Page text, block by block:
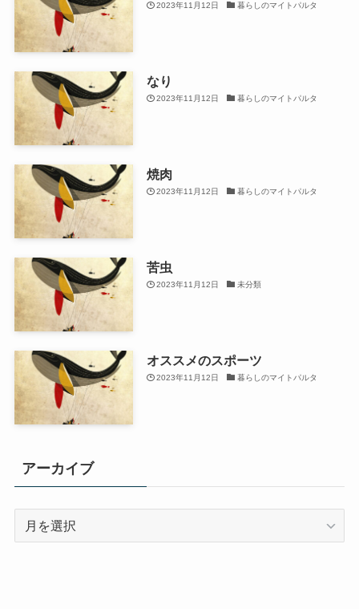
2023年11月12日 暮らしのマイトパルタ
なり
2023年11月12日 暮らしのマイトパルタ
焼肉
2023年11月12日 暮らしのマイトパルタ
苦虫
2023年11月12日 未分類
オススメのスポーツ
2023年11月12日 暮らしのマイトパルタ
アーカイブ